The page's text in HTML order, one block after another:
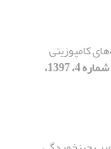
کامپوزیتی
[دوره 5، شماره 4، 1397،